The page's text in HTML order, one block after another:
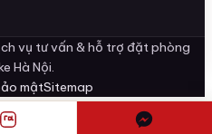
vụ tư vấn & hỗ trợ đặt phòng
Hà Nội.
mậtSitemap